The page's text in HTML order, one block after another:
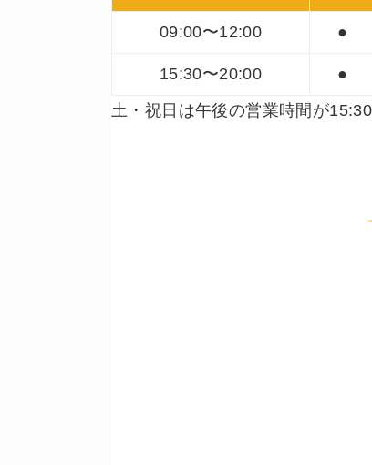
09:00〜12:00 ●
15:30〜20:00 ●
土・祝日は午後の営業時間が